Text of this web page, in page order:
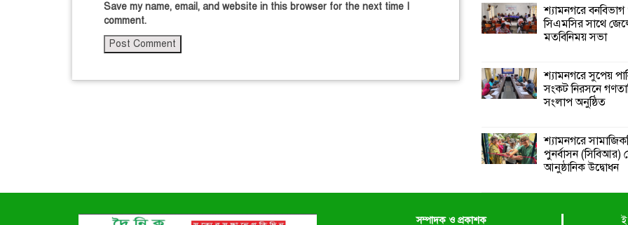
Save my name, email, and website in this browser for the next time I
comment.
শ্যামনগরে
সিএমসির সাথে
মতবিনিময় সভা
শ্যামনগরে সুপেয়
সংকট নিরসনে
সংলাপ অনুষ্ঠিত
শ্যামনগরে
পুনর্বাসন (সিবিআর)
আনুষ্ঠানিক উদ্বোধন
সম্পাদক ও প্রকাশক